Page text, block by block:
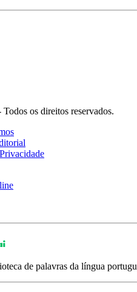
os direitos reservados.
de palavras da língua